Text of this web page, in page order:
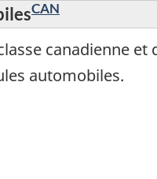
CAN
canadienne et
automobiles.